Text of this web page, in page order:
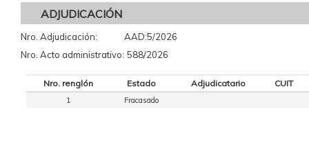
ADJUDICACIÓN
Nro. Adjudicación:
AAD:5/2026
Nro. Acto administrativo: 588/2026
Nro. renglón Estado Adjudicatario CUIT
1 Fracasado